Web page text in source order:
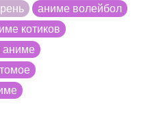
аниме волейбол
котиков
аниме